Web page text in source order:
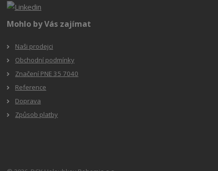
Mohlo by Vás zajímat
Naši prodejci
Obchodní podmínky
Značení PNE 35 7040
Reference
Doprava
Způsob platby